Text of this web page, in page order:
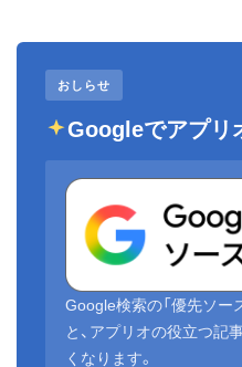
おしらせ
Googleでアプリ
Google検索の「優先ソー
と、アプリオの役立つ記
くなります。